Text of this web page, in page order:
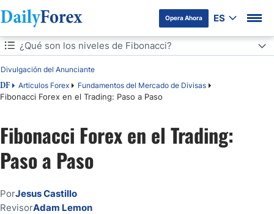
Opera Ahora ES
Tabla de contenidos
DF Articulos Forex Fundamentos del Mercado de Divisas
Fibonacci Forex en el Trading: Paso a Paso
Divulgación del Anunciante
¿Qué son los niveles de Fibonacci?
Fibonacci: ¿Quién era y qué nos legó?
Fibonacci Forex en la práctica
Conclusión
Fibonacci Forex en el Trading:
Paso a Paso
PorJesus Castillo
RevisorAdam Lemon